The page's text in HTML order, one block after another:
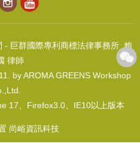
日快樂-橘
1.66)
4.65)
- 巨群國際專利商標法律事務所 賴
律師
by AROMA GREENS Workshop
17、Firefox3.0、IE10以上版本
尚峪資訊科技